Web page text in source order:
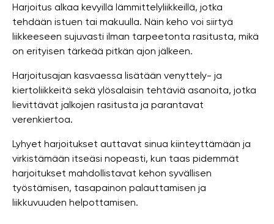
Harjoitus alkaa kevyillä lämmittelyliikkeillä, jotka
tehdään istuen tai makuulla. Näin keho voi siirtyä
liikkeeseen sujuvasti ilman tarpeetonta rasitusta, mikä
on erityisen tärkeää pitkän ajon jälkeen.
Harjoitusajan kasvaessa lisätään venyttely- ja
kiertoliikkeitä sekä ylösalaisin tehtäviä asanoita, jotka
lievittävät jalkojen rasitusta ja parantavat
verenkiertoa.
Lyhyet harjoitukset auttavat sinua kiinteyttämään ja
virkistämään itseäsi nopeasti, kun taas pidemmät
harjoitukset mahdollistavat kehon syvällisen
työstämisen, tasapainon palauttamisen ja
liikkuvuuden helpottamisen.